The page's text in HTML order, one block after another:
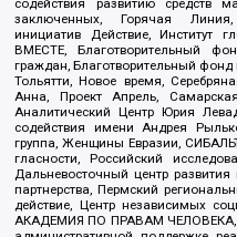
содействия развитию средств
заключенных, Горячая
инициатив Действие, Институт
ВМЕСТЕ, Благотворительный
граждан, Благотворительный
Тольятти, Новое время,
Анна, Проект Апрель,
Аналитический Центр Юрия
содействия имени Андрея
группа, Женщины Евразии,
гласности, Российский
Дальневосточный центр
партнерства, Пермский
действие, Центр независимых
АКАДЕМИЯ ПО ПРАВАМ ЧЕЛОВЕКА,